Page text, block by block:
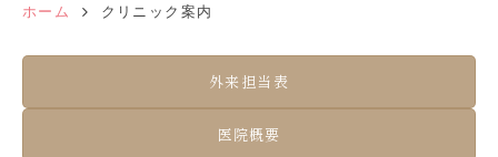
ホーム クリニック案内
外来担当表
医院概要